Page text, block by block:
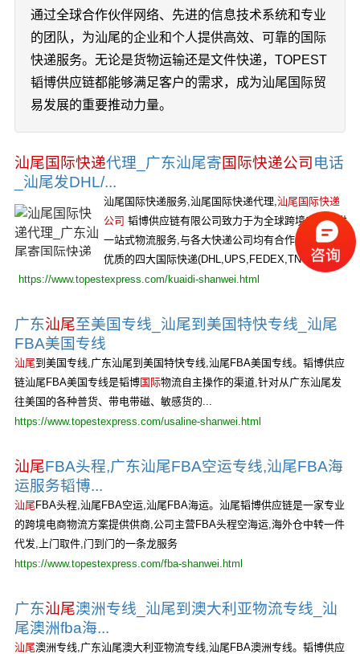
通过全球合作伙伴网络、先进的信息技术系统和专业
的团队，为汕尾的企业和个人提供高效、可靠的国际
快递服务。无论是货物运输还是文件快递，TOPEST
韬博供应链都能够满足客户的需求，成为汕尾国际贸
易发展的重要推动力量。
汕尾国际快递代理_广东汕尾寄国际快递公司 电话
_汕尾发DHL/...
汕尾国际快递服务,汕尾国际快递代理,汕尾国际快递
公司 韬博供应链有限公司致力于为全球跨境电商提供
一站式物流服务,与各大快递公司均有合作,为您提供
优质的四大国际快递(DHL,UPS,FEDEX,TNT)...
https://www.topestexpress.com/kuaidi-shanwei.html
广东汕尾至美国专线_汕尾到美国特快专线_汕尾
FBA美国专线
汕尾到美国专线,广东汕尾到美国特快专线,汕尾FBA美国专线。韬博供应
链汕尾FBA美国专线是韬博国际物流自主操作的渠道,针对从广东汕尾发
往美国的各种普货、带电带磁、敏感货的...
https://www.topestexpress.com/usaline-shanwei.html
汕尾FBA头程,广东汕尾FBA空运专线,汕尾FBA海
运服务韬博...
汕尾 FBA头程,汕尾FBA空运,汕尾FBA海运。汕尾韬博供应链是一家专业
的跨境电商物流方案提供供商,公司主营FBA头程空海运,海外仓中转一件
代发,上门取件,门到门的一条龙服务
https://www.topestexpress.com/fba-shanwei.html
广东汕尾澳洲专线_汕尾到澳大利亚物流专线_汕
尾澳洲fba海...
汕尾澳洲专线,广东汕尾澳大利亚物流专线,汕尾FBA澳洲专线。韬博供应